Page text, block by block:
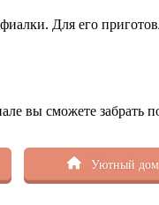
Для его
вы сможете забрать
Уютный дом